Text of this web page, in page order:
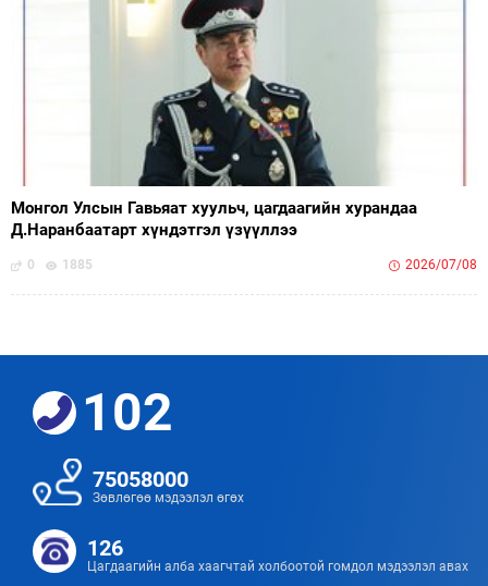
Монгол Улсын Гавьяат хуульч, цагдаагийн хурандаа
Д.Наранбаатарт хүндэтгэл үзүүллээ
0 1885 2026/07/08
102
75058000
Зөвлөгөө мэдээлэл өгөх
126
Цагдаагийн алба хаагчтай холбоотой гомдол мэдээлэл авах